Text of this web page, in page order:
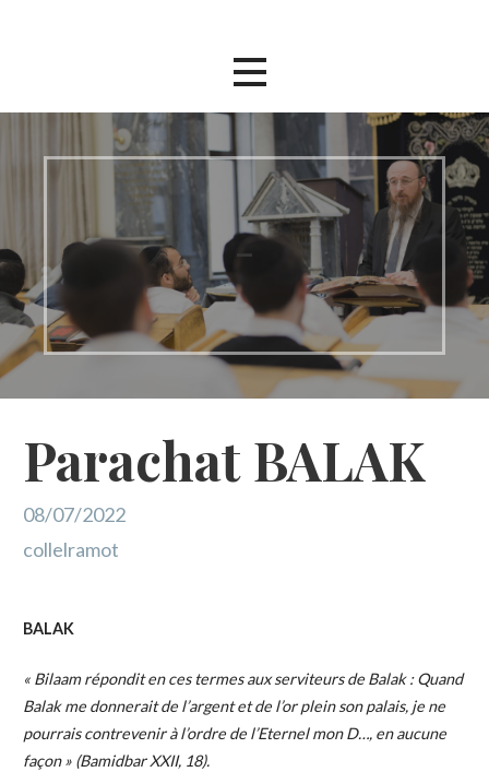
–
Parachat BALAK
08/07/2022
collelramot
BALAK
« Bilaam répondit en ces termes aux serviteurs de Balak : Quand
Balak me donnerait de l’argent et de l’or plein son palais, je ne
pourrais contrevenir à l’ordre de l’Eternel mon D…, en aucune
façon » (Bamidbar XXII, 18).